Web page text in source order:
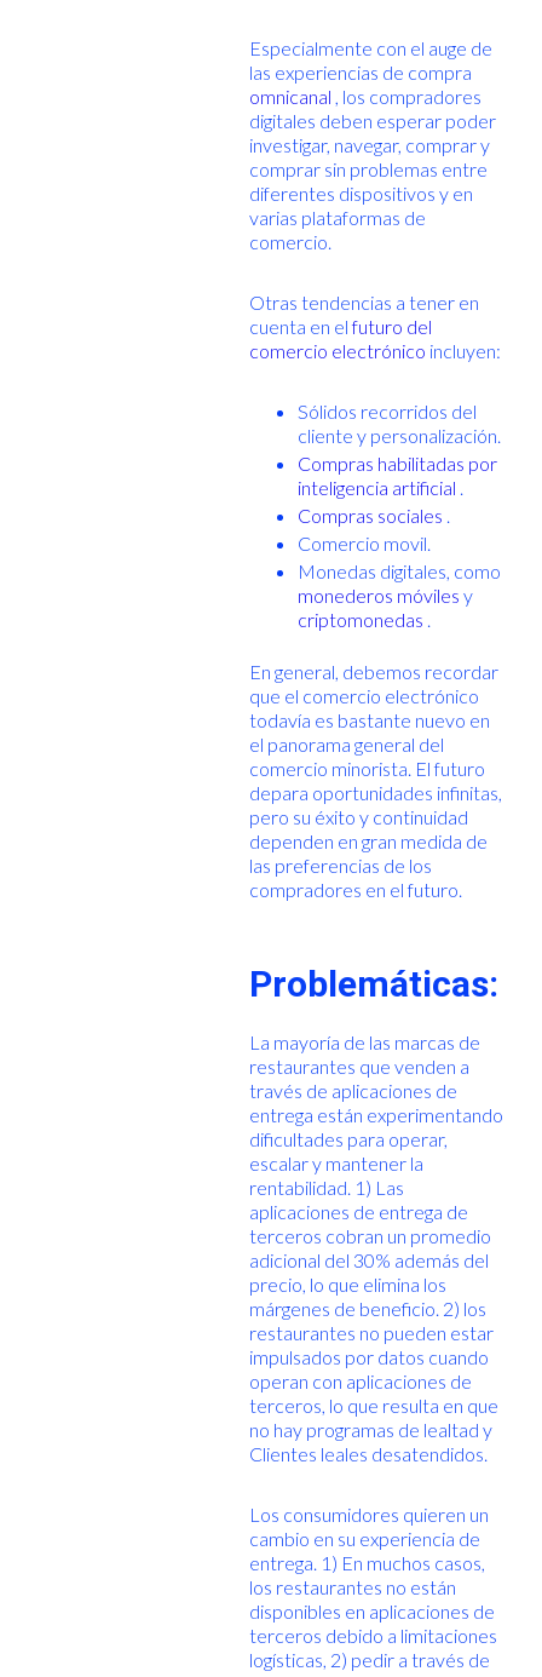
Especialmente con el auge de
las experiencias de compra
omnicanal , los compradores
digitales deben esperar poder
investigar, navegar, comprar y
comprar sin problemas entre
diferentes dispositivos y en
varias plataformas de
comercio.
Otras tendencias a tener en
cuenta en elfuturo del
comercio electrónico incluyen:
Sólidos recorridos del
cliente y personalización.
Compras habilitadas por
inteligencia artificial
Compras sociales
Comercio movil.
Monedas digitales, como
monederos móviles y
criptomonedas
En general, debemos recordar
que el comercio electrónico
todavía es bastante nuevo en
el panorama general del
comercio minorista. El futuro
depara oportunidades infinitas,
pero su éxito y continuidad
dependen en gran medida de
las preferencias de los
compradores en el futuro.
Problemáticas:
La mayoría de las marcas de
restaurantes que venden a
través de aplicaciones de
entrega están experimentando
dificultades para operar,
escalar y mantener la
rentabilidad. 1) Las
aplicaciones de entrega de
terceros cobran un promedio
adicional del 30% además del
precio, lo que elimina los
márgenes de beneficio. 2) los
restaurantes no pueden estar
impulsados por datos cuando
operan con aplicaciones de
terceros, lo que resulta en que
no hay programas de lealtad y
Clientes leales desatendidos.
Los consumidores quieren un
cambio en su experiencia de
entrega. 1) En muchos casos,
los restaurantes no están
disponibles en aplicaciones de
terceros debido a limitaciones
logísticas, 2) pedir a través de